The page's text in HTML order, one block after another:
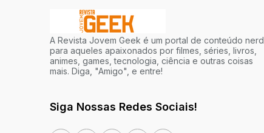
A Revista Jovem Geek é um portal de conteúdo nerd
para aqueles apaixonados por filmes, séries, livros,
animes, games, tecnologia, ciência e outras coisas
mais. Diga, "Amigo", e entre!
Siga Nossas Redes Sociais!